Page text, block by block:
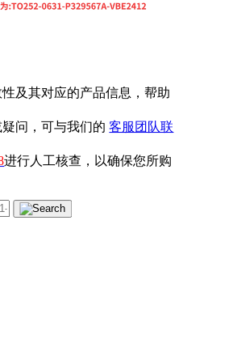
及其对应的产品信息，帮助
疑问，可与我们的客服团队联
进行人工核查，以确保您所购